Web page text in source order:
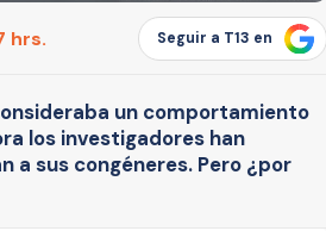
hrs. Seguir a T13 en
un comportamiento
los investigadores han
a sus congéneres. Pero ¿por